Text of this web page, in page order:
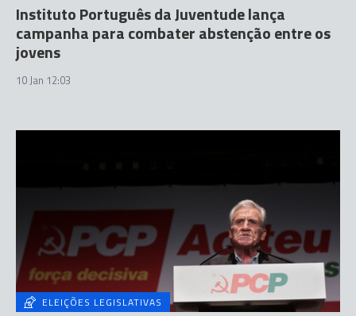
Instituto Português da Juventude lança
campanha para combater abstenção entre os
jovens
10 Jan 12:03
ELEIÇÕES LEGISLATIVAS